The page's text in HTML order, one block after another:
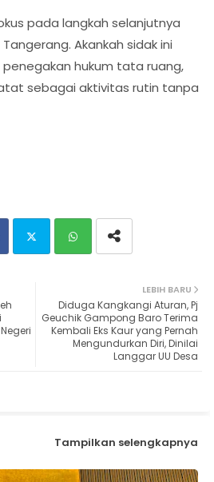
pada langkah selanjutnya
Akankah sidak ini
hukum tata ruang,
sebagai aktivitas rutin tanpa
ats
ap
LEBIH BARU
Diduga Kangkangi Aturan, Pj
Geuchik Gampong Baro Terima
Kembali Eks Kaur yang Pernah
Mengundurkan Diri, Dinilai
Langgar UU Desa
Tampilkan selengkapnya